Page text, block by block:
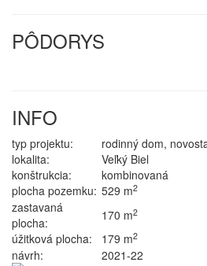
PÔDORYS
INFO
typ projektu:
rodinný dom,
lokalita:
Veľký Biel
konštrukcia:
kombinovaná
plocha pozemku: 529 m2
zastavaná
plocha:
170 m2
úžitková plocha: 179 m2
návrh: 2021-22